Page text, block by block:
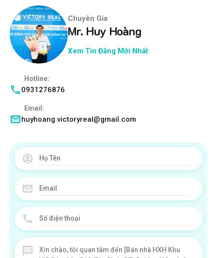
Chuyên Gia
Mr. Huy Hoàng
Xem Tin Đăng Mới Nhất
Hotline:
0931276876
Email:
huyhoang.victoryreal@gmail.com